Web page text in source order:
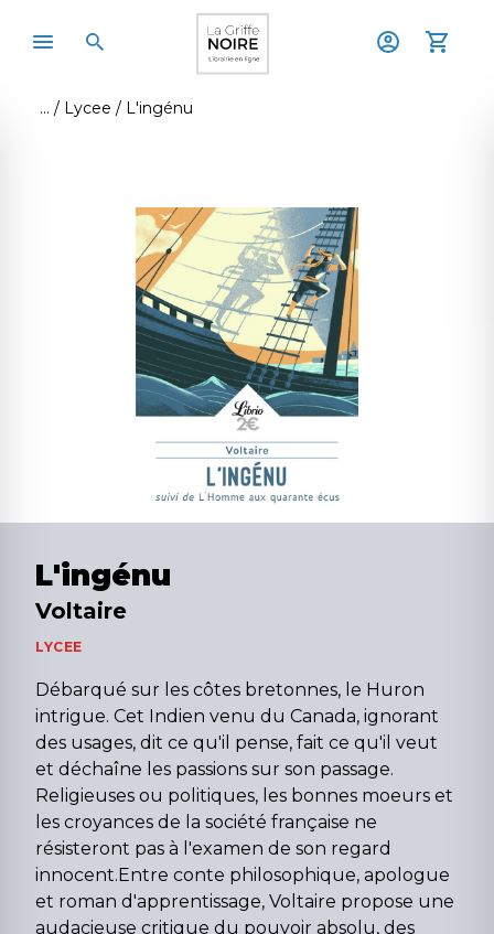
Lycee L'ingénu
L'ingénu
Voltaire
LYCEE
Débarqué sur les côtes bretonnes, le Huron
intrigue. Cet Indien venu du Canada, ignorant
des usages, dit ce qu'il pense, fait ce qu'il veut
et déchaîne les passions sur son passage.
Religieuses ou politiques, les bonnes moeurs et
les croyances de la société française ne
résisteront pas à l'examen de son regard
innocent.Entre conte philosophique, apologue
et roman d'apprentissage, Voltaire propose une
audacieuse critique du pouvoir absolu, des